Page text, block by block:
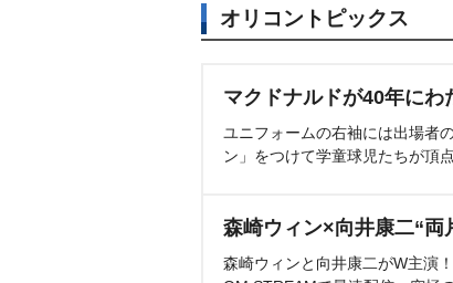
オリコントピックス
マクドナルドが40年にわ
ユニフォームの右袖には出場者
ン」をつけて学童球児たちが頂
森崎ウィン×向井康二“両
森崎ウィンと向井康二がW主演